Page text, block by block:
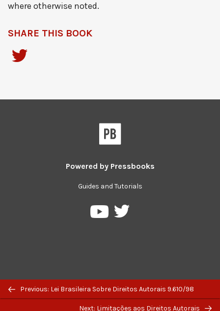
Previous: Lei Brasileira Sobre Direitos Autorais 9.610/98
Next: Limitações aos Direitos Autorais
where otherwise noted.
SHARE THIS BOOK
Powered by Pressbooks
Guides and Tutorials
PressbooksPressbooks